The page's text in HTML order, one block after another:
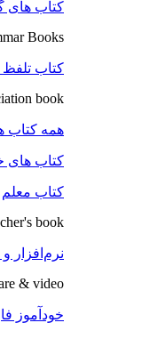
کتاب های
Books
کتاب تلفظ
book
همه کتاب
کتاب های
کتاب معلم
book
نرم‌افزار
& video
خودآموز